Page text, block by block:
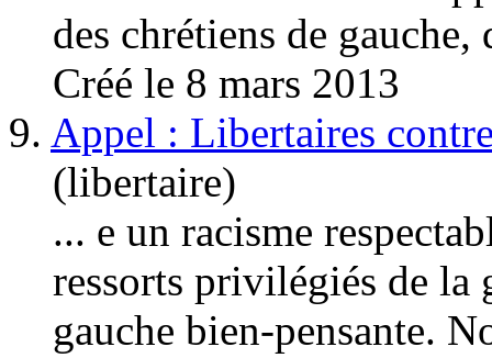
des chrétiens de gauche,
Créé le 8 mars 2013
9. Appel : Libertaires
(libertaire)
... e un racisme
ressorts privilégiés de la
gauche bien-pensante.